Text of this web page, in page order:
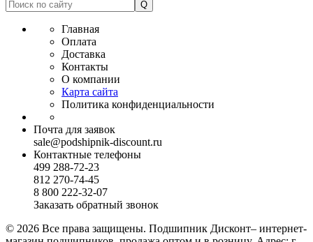
Главная
Оплата
Доставка
Контакты
О компании
Карта сайта
Политика конфиденциальности
Почта для заявок
sale@podshipnik-discount.ru
Контактные телефоны
499 288-72-23
812 270-74-45
8 800 222-32-07
Заказать обратный звонок
© 2026 Все права защищены. Подшипник Дисконт– интернет-